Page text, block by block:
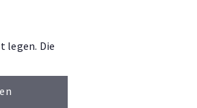
legen. Die